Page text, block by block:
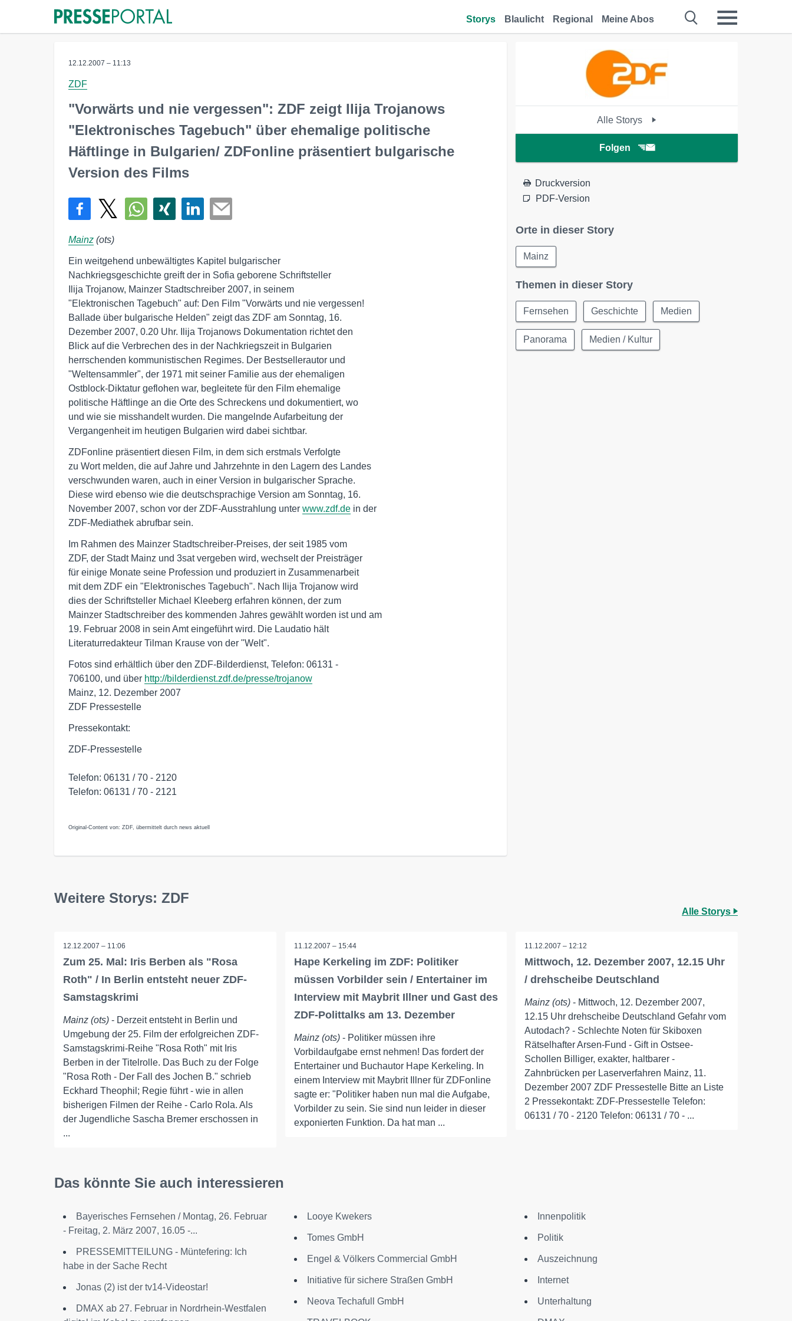
Storys Blaulicht Regional Meine Abos
12.12.2007 – 11:13
ZDF
"Vorwärts und nie vergessen": ZDF zeigt Ilija Trojanows
"Elektronisches Tagebuch" über ehemalige politische
Häftlinge in Bulgarien/ ZDFonline präsentiert bulgarische
Version des Films
Mainz (ots)
Ein weitgehend unbewältigtes Kapitel bulgarischer
Nachkriegsgeschichte greift der in Sofia geborene Schriftsteller
Ilija Trojanow, Mainzer Stadtschreiber 2007, in seinem
"Elektronischen Tagebuch" auf: Den Film "Vorwärts und nie vergessen!
Ballade über bulgarische Helden" zeigt das ZDF am Sonntag, 16.
Dezember 2007, 0.20 Uhr. Ilija Trojanows Dokumentation richtet den
Blick auf die Verbrechen des in der Nachkriegszeit in Bulgarien
herrschenden kommunistischen Regimes. Der Bestsellerautor und
"Weltensammler", der 1971 mit seiner Familie aus der ehemaligen
Ostblock-Diktatur geflohen war, begleitete für den Film ehemalige
politische Häftlinge an die Orte des Schreckens und dokumentiert, wo
und wie sie misshandelt wurden. Die mangelnde Aufarbeitung der
Vergangenheit im heutigen Bulgarien wird dabei sichtbar.
ZDFonline präsentiert diesen Film, in dem sich erstmals Verfolgte
zu Wort melden, die auf Jahre und Jahrzehnte in den Lagern des Landes
verschwunden waren, auch in einer Version in bulgarischer Sprache.
Diese wird ebenso wie die deutschsprachige Version am Sonntag, 16.
November 2007, schon vor der ZDF-Ausstrahlung unter www.zdf.de in der
ZDF-Mediathek abrufbar sein.
Im Rahmen des Mainzer Stadtschreiber-Preises, der seit 1985 vom
ZDF, der Stadt Mainz und 3sat vergeben wird, wechselt der Preisträger
für einige Monate seine Profession und produziert in Zusammenarbeit
mit dem ZDF ein "Elektronisches Tagebuch". Nach Ilija Trojanow wird
dies der Schriftsteller Michael Kleeberg erfahren können, der zum
Mainzer Stadtschreiber des kommenden Jahres gewählt worden ist und am
19. Februar 2008 in sein Amt eingeführt wird. Die Laudatio hält
Literaturredakteur Tilman Krause von der "Welt".
Fotos sind erhältlich über den ZDF-Bilderdienst, Telefon: 06131 -
706100, und über http://bilderdienst.zdf.de/presse/trojanow
Mainz, 12. Dezember 2007
ZDF Pressestelle
Pressekontakt:
ZDF-Pressestelle
Telefon: 06131 / 70 - 2120
Telefon: 06131 / 70 - 2121
Original-Content von: ZDF, übermittelt durch news aktuell
Alle Storys
Folgen
Druckversion
PDF-Version
Orte in dieser Story
Mainz
Themen in dieser Story
Fernsehen Geschichte Medien
Panorama Medien / Kultur
Weitere Storys: ZDF
Alle Storys
12.12.2007 – 11:06
Zum 25. Mal: Iris Berben als "Rosa
Roth" / In Berlin entsteht neuer ZDF-
Samstagskrimi
Mainz (ots) - Derzeit entsteht in Berlin und
Umgebung der 25. Film der erfolgreichen ZDF-
Samstagskrimi-Reihe "Rosa Roth" mit Iris
Berben in der Titelrolle. Das Buch zu der Folge
"Rosa Roth - Der Fall des Jochen B." schrieb
Eckhard Theophil; Regie führt - wie in allen
bisherigen Filmen der Reihe - Carlo Rola. Als
der Jugendliche Sascha Bremer erschossen in
...
11.12.2007 – 15:44
Hape Kerkeling im ZDF: Politiker
müssen Vorbilder sein / Entertainer im
Interview mit Maybrit Illner und Gast des
ZDF-Polittalks am 13. Dezember
Mainz (ots)- Politiker müssen ihre
Vorbildaufgabe ernst nehmen! Das fordert der
Entertainer und Buchautor Hape Kerkeling. In
einem Interview mit Maybrit Illner für ZDFonline
sagte er: "Politiker haben nun mal die Aufgabe,
Vorbilder zu sein. Sie sind nun leider in dieser
exponierten Funktion. Da hat man ...
11.12.2007 – 12:12
Mittwoch, 12. Dezember 2007, 12.15 Uhr
/ drehscheibe Deutschland
Mainz (ots) - Mittwoch, 12. Dezember 2007,
12.15 Uhr drehscheibe Deutschland Gefahr vom
Autodach? - Schlechte Noten für Skiboxen
Rätselhafter Arsen-Fund - Gift in Ostsee-
Schollen Billiger, exakter, haltbarer -
Zahnbrücken per Laserverfahren Mainz, 11.
Dezember 2007 ZDF Pressestelle Bitte an Liste
2 Pressekontakt: ZDF-Pressestelle Telefon:
06131 / 70 - 2120 Telefon: 06131 / 70 - ...
Das könnte Sie auch interessieren
Bayerisches Fernsehen / Montag, 26. Februar
- Freitag, 2. März 2007, 16.05 -...
PRESSEMITTEILUNG - Müntefering: Ich
habe in der Sache Recht
Jonas (2) ist der tv14-Videostar!
DMAX ab 27. Februar in Nordrhein-Westfalen
Looye Kwekers
Tomes GmbH
Engel & Völkers Commercial GmbH
Initiative für sichere Straßen GmbH
Neova Techafull GmbH
Innenpolitik
Politik
Auszeichnung
Internet
Unterhaltung